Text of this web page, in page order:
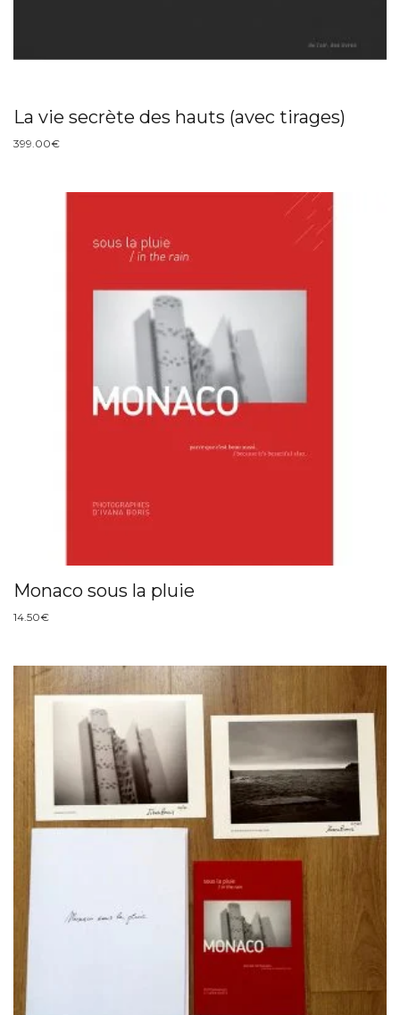
La vie secrète des hauts (avec tirages)
399.00€
Monaco sous la pluie
14.50€